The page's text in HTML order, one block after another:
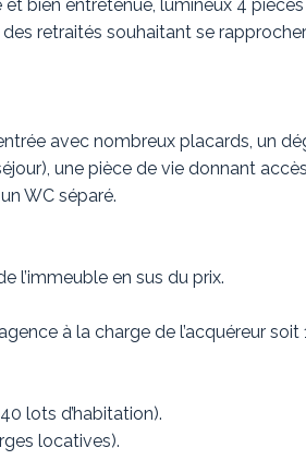
bien entretenue, lumineux 4 pièces
retraités souhaitant se
avec nombreux placards, un
une pièce de vie donnant
WC séparé.
l’immeuble en sus du prix.
à la charge de l’acquéreur
lots d’habitation).
locatives).